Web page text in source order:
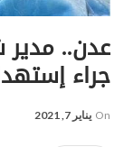
عدن..
جراء
On يناير 7, 2021